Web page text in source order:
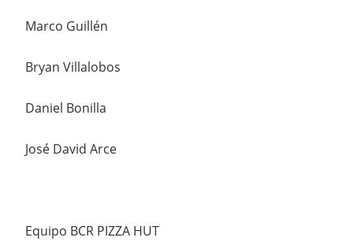
Marco Guillén
Bryan Villalobos
Daniel Bonilla
José David Arce
Equipo BCR PIZZA HUT